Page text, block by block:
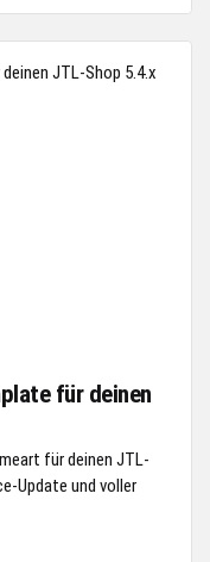
für deinen
für deinen JTL-
Update und voller